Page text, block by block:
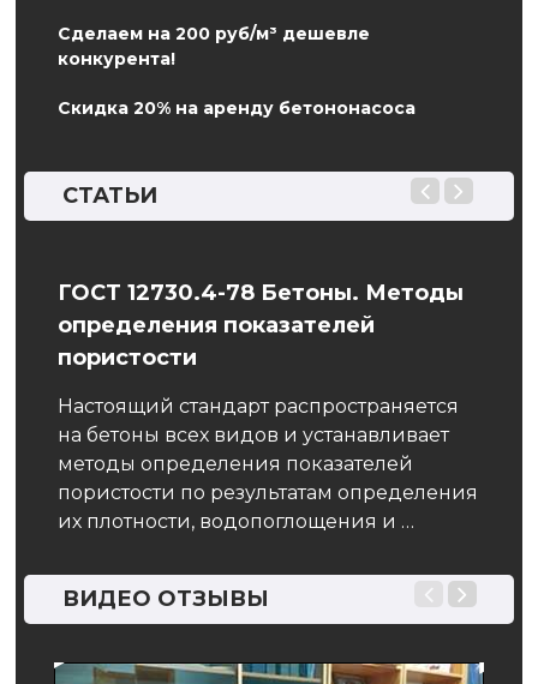
Сделаем на 200 руб/м³ дешевле
конкурента!
Скидка 20% на аренду бетононасоса
СТАТЬИ
ГОСТ 12730.4-78 Бетоны. Методы
определения показателей
пористости
Настоящий стандарт распространяется
на бетоны всех видов и устанавливает
методы определения показателей
пористости по результатам определения
их плотности, водопоглощения и …
ВИДЕО ОТЗЫВЫ